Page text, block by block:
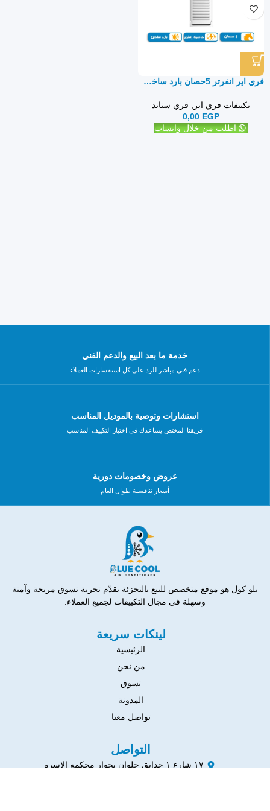
فري اير انفرتر 5حصان بارد ساخن – فري ستاند
تكييفات فري اير
فري ستاند
0,00 EGP
اطلب من خلال واتساب
خدمة ما بعد البيع والدعم الفني
دعم فني مباشر للرد على كل استفسارات العملاء
استشارات وتوصية بالموديل المناسب
فريقنا المختص يساعدك في اختيار التكييف المناسب
عروض وخصومات دورية
أسعار تنافسية طوال العام
بلو كول هو موقع متخصص للبيع بالتجزئة يقدّم تجربة تسوق مريحة وآمنة
وسهلة في مجال التكييفات لجميع العملاء.
لينكات سريعة
الرئيسية
من نحن
تسوق
المدونة
تواصل معنا
التواصل
١٧ شارع ١ حدايق حلوان بجوار محكمه الاسره